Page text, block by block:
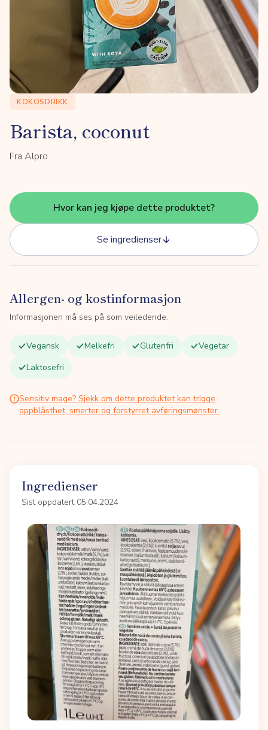
KOKOSDRIKK
Barista, coconut
Fra Alpro
Hvor kan jeg kjøpe dette produktet?
Se ingredienser
Allergen- og kostinformasjon
Informasjonen må ses på som veiledende.
Vegansk Melkefri Glutenfri
Vegetar
Laktosefri
Sensitiv mage? Sjekk om dette produktet kan trigge
oppblåsthet, smerter og forstyrret avføringsmønster.
Ingredienser
Sist oppdatert 05.04.2024